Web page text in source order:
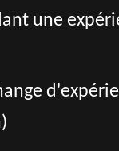
une